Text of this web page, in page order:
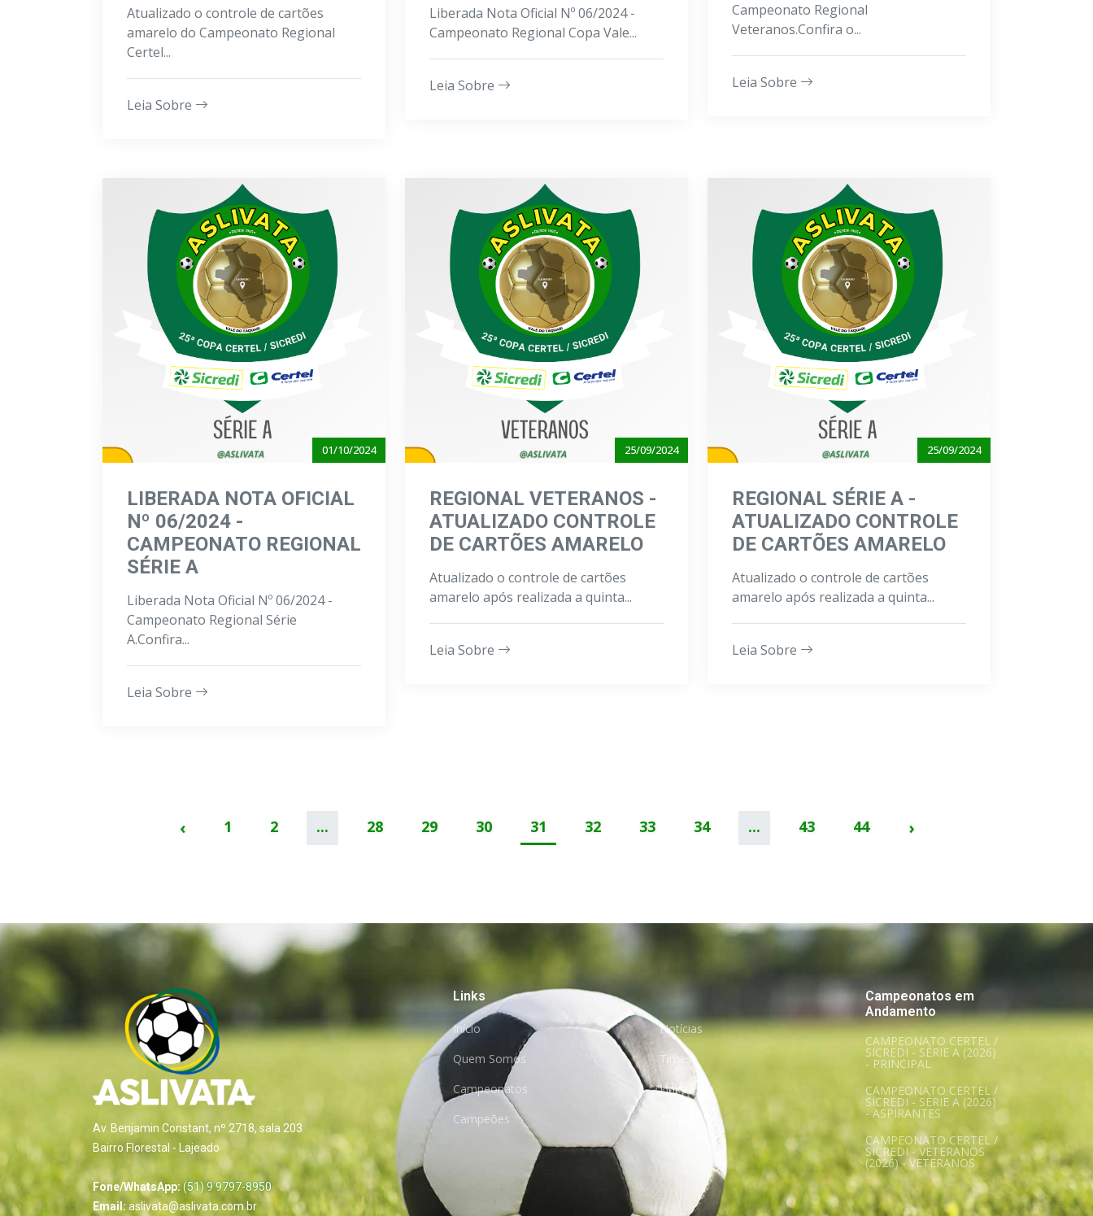
Atualizado o controle de cartões
amarelo do Campeonato Regional
Certel...
Leia Sobre
Liberada Nota Oficial Nº 06/2024 -
Campeonato Regional Copa Vale...
Leia Sobre
Campeonato Regional
Veteranos.Confira o...
Leia Sobre
01/10/2024
LIBERADA NOTA OFICIAL
Nº 06/2024 -
CAMPEONATO REGIONAL
SÉRIE A
Liberada Nota Oficial Nº 06/2024 -
Campeonato Regional Série
A.Confira...
Leia Sobre
25/09/2024
REGIONAL VETERANOS -
ATUALIZADO CONTROLE
DE CARTÕES AMARELO
Atualizado o controle de cartões
amarelo após realizada a quinta...
Leia Sobre
25/09/2024
REGIONAL SÉRIE A -
ATUALIZADO CONTROLE
DE CARTÕES AMARELO
Atualizado o controle de cartões
amarelo após realizada a quinta...
Leia Sobre
‹ 1 2 ... 28 29 30 31 32 33 34 ... 43 44 ›
Av. Benjamin Constant, nº 2718, sala 203
Bairro Florestal - Lajeado
Fone/WhatsApp: (51) 9 9797-8950
Email: aslivata@aslivata.com.br
Links
Início
Quem Somos
Campeonatos
Campeões
Notícias
Times
Links
Contato
Campeonatos em
Andamento
CAMPEONATO CERTEL /
SICREDI - SÉRIE A (2026)
- PRINCIPAL
CAMPEONATO CERTEL /
SICREDI - SÉRIE A (2026)
- ASPIRANTES
CAMPEONATO CERTEL /
SICREDI - VETERANOS
(2026) - VETERANOS